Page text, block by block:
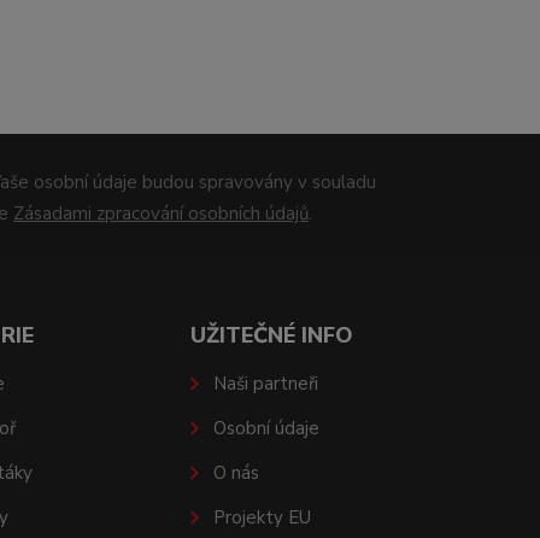
osobní údaje budou spravovány v souladu
Zásadami zpracování osobních údajů.
UŽITEČNÉ INFO
Naši partneři
Osobní údaje
O nás
Projekty EU